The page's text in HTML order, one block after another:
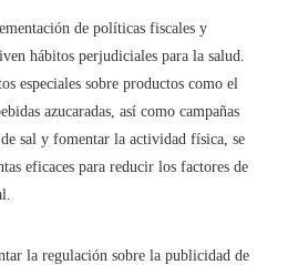
de políticas fiscales y
hábitos perjudiciales para la salud.
especiales sobre productos como el
azucaradas, así como campañas
sal y fomentar la actividad física, se
eficaces para reducir los factores de
la regulación sobre la publicidad de